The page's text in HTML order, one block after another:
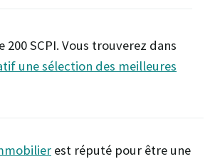
200 SCPI. Vous trouverez dans
une sélection des meilleures
est réputé pour être une